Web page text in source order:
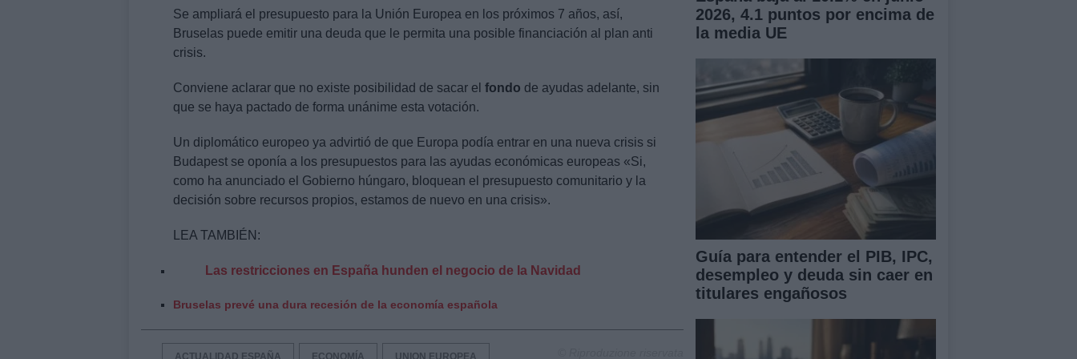
Se ampliará el presupuesto para la Unión Europea en los próximos 7 años, así,
Bruselas puede emitir una deuda que le permita una posible financiación al plan anti
crisis.
Conviene aclarar que no existe posibilidad de sacar el fondo de ayudas adelante, sin
que se haya pactado de forma unánime esta votación.
Un diplomático europeo ya advirtió de que Europa podía entrar en una nueva crisis si
Budapest se oponía a los presupuestos para las ayudas económicas europeas «Si,
como ha anunciado el Gobierno húngaro, bloquean el presupuesto comunitario y la
decisión sobre recursos propios, estamos de nuevo en una crisis».
LEA TAMBIÉN:
Las restricciones en España hunden el negocio de la Navidad
Bruselas prevé una dura recesión de la economía española
2026, 4.1 puntos por encima de
la media UE
Guía para entender el PIB, IPC,
desempleo y deuda sin caer en
titulares engañosos